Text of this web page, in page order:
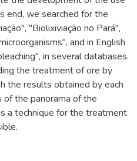
end, we searched for the
"Biolixiviação no Pará",
and in English
in several databases.
the treatment of ore by
the results obtained by each
of the panorama of the
a technique for the treatment